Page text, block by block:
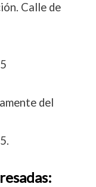
Calle de
del
2025.